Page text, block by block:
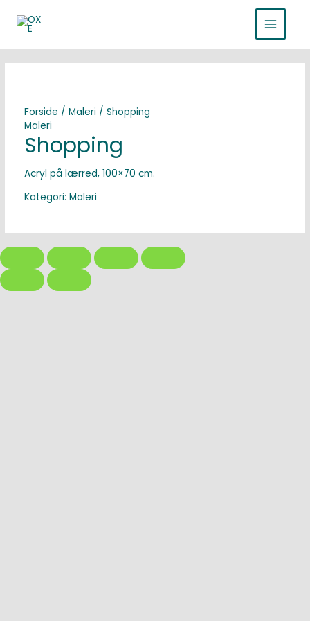
indholdet
MAIN
MENU
Forside / Maleri / Shopping
Maleri
Shopping
Acryl på lærred, 100×70 cm.
Kategori: Maleri